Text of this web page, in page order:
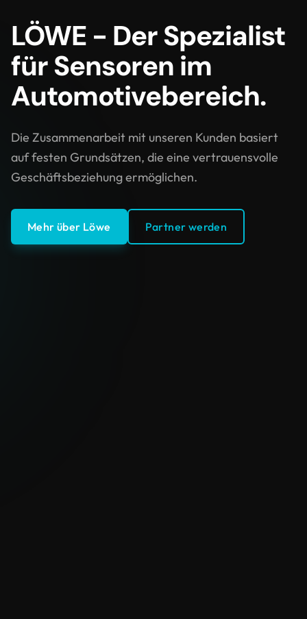
LÖWE - Der Spezialist
für Sensoren im
Automotivebereich.
Die Zusammenarbeit mit unseren Kunden basiert
auf festen Grundsätzen, die eine vertrauensvolle
Geschäftsbeziehung ermöglichen.
Mehr über Löwe Partner werden